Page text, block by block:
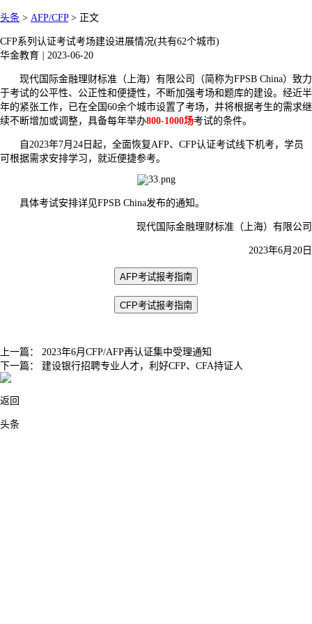
头条 > AFP/CFP> 正文
CFP系列认证考试考场建设进展情况(共有62个城市)
华金教育
2023-06-20
现代国际金融理财标准（上海）有限公司（简称为FPSB China）致力
于考试的公平性、公正性和便捷性，不断加强考场和题库的建设。经近半
年的紧张工作，已在全国60余个城市设置了考场，并将根据考生的需求继
续不断增加或调整，具备每年举办800-1000场考试的条件。
自2023年7月24日起，全面恢复AFP、CFP认证考试线下机考，学员
可根据需求安排学习，就近便捷参考。
具体考试安排详见FPSB China发布的通知。
现代国际金融理财标准（上海）有限公司
2023年6月20日
AFP考试报考指南
CFP考试报考指南
上一篇： 2023年6月CFP/AFP再认证集中受理通知
下一篇： 建设银行招聘专业人才，利好CFP、CFA持证人
返回
头条